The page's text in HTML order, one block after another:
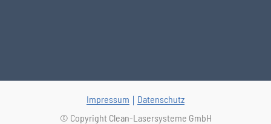
Impressum
Datenschutz
© Copyright Clean-Lasersysteme GmbH